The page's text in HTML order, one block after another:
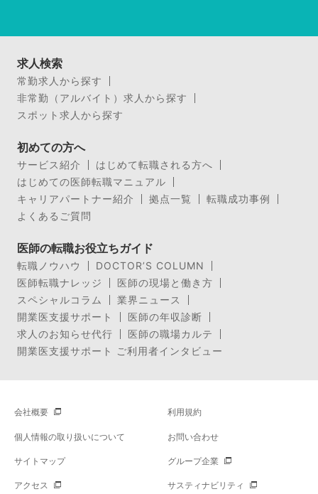
求人検索
常勤求人から探す
非常勤（アルバイト）求人から探す
スポット求人から探す
初めての方へ
サービス紹介
はじめて転職される方へ
はじめての医師転職マニュアル
キャリアパートナー紹介
拠点一覧
転職成功事例
よくあるご質問
医師の転職お役立ちガイド
転職ノウハウ
DOCTOR’S COLUMN
医師転職ナレッジ
医師の現場と働き方
スペシャルコラム
業界ニュース
開業医支援サポート
医師の年収診断
求人のお知らせ代行
医師の職場カルテ
開業医支援サポート ご利用者インタビュー
会社概要 利用規約
個人情報の取り扱いについて お問い合わせ
サイトマップ グループ企業
アクセス サスティナビリティ